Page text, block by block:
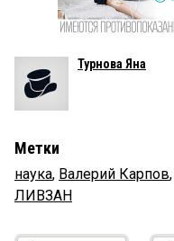
Турнова Яна
Метки
наука, Валерий Карпов,
ЛИВЗАН